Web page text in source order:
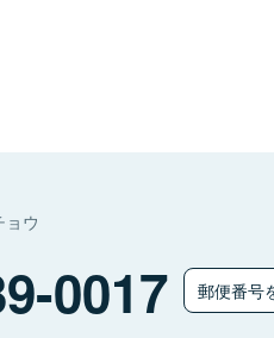
ウ
0017 郵便番号